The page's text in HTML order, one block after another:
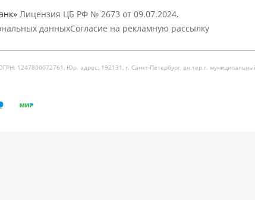
Лицензия ЦБ РФ № 2673 от 09.07.2024.
данныхСогласие на рекламную рассылку
1247800072761, Юр. адрес: 192131, г. Санкт-Петербург, вн.тер.г.